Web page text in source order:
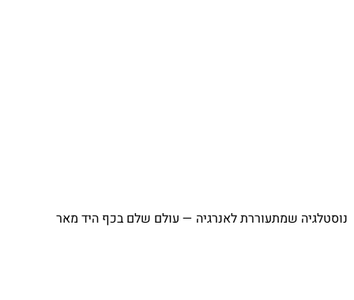
⁨ נוסטלגיה שמתעוררת לאנרגיה — עולם שלם בכף היד מאר